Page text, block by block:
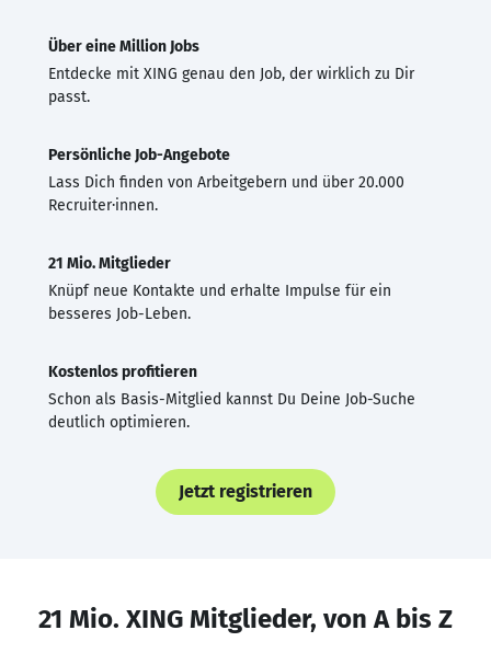
Über eine Million Jobs
Entdecke mit XING genau den Job, der wirklich zu Dir
passt.
Persönliche Job-Angebote
Lass Dich finden von Arbeitgebern und über 20.000
Recruiter·innen.
21 Mio. Mitglieder
Knüpf neue Kontakte und erhalte Impulse für ein
besseres Job-Leben.
Kostenlos profitieren
Schon als Basis-Mitglied kannst Du Deine Job-Suche
deutlich optimieren.
Jetzt registrieren
21 Mio. XING Mitglieder, von A bis Z